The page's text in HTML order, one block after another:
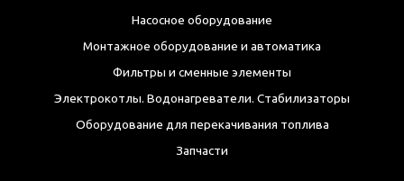
Насосное оборудование
Монтажное оборудование и автоматика
Фильтры и сменные элементы
Электрокотлы. Водонагреватели. Стабилизаторы
Оборудование для перекачивания топлива
Запчасти